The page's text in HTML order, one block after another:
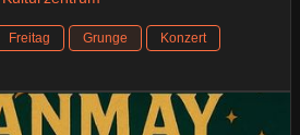
Freitag Grunge
Konzert